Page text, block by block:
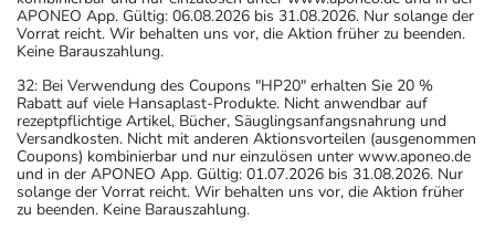
APONEO App. Gültig: 06.08.2026 bis 31.08.2026. Nur solange der
Vorrat reicht. Wir behalten uns vor, die Aktion früher zu beenden.
Keine Barauszahlung.
32: Bei Verwendung des Coupons "HP20" erhalten Sie 20 %
Rabatt auf viele Hansaplast-Produkte. Nicht anwendbar auf
rezeptpflichtige Artikel, Bücher, Säuglingsanfangsnahrung und
Versandkosten. Nicht mit anderen Aktionsvorteilen (ausgenommen
Coupons) kombinierbar und nur einzulösen unter www.aponeo.de
und in der APONEO App. Gültig: 01.07.2026 bis 31.08.2026. Nur
solange der Vorrat reicht. Wir behalten uns vor, die Aktion früher
zu beenden. Keine Barauszahlung.